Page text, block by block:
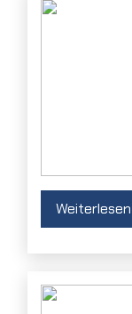
Weiterlesen